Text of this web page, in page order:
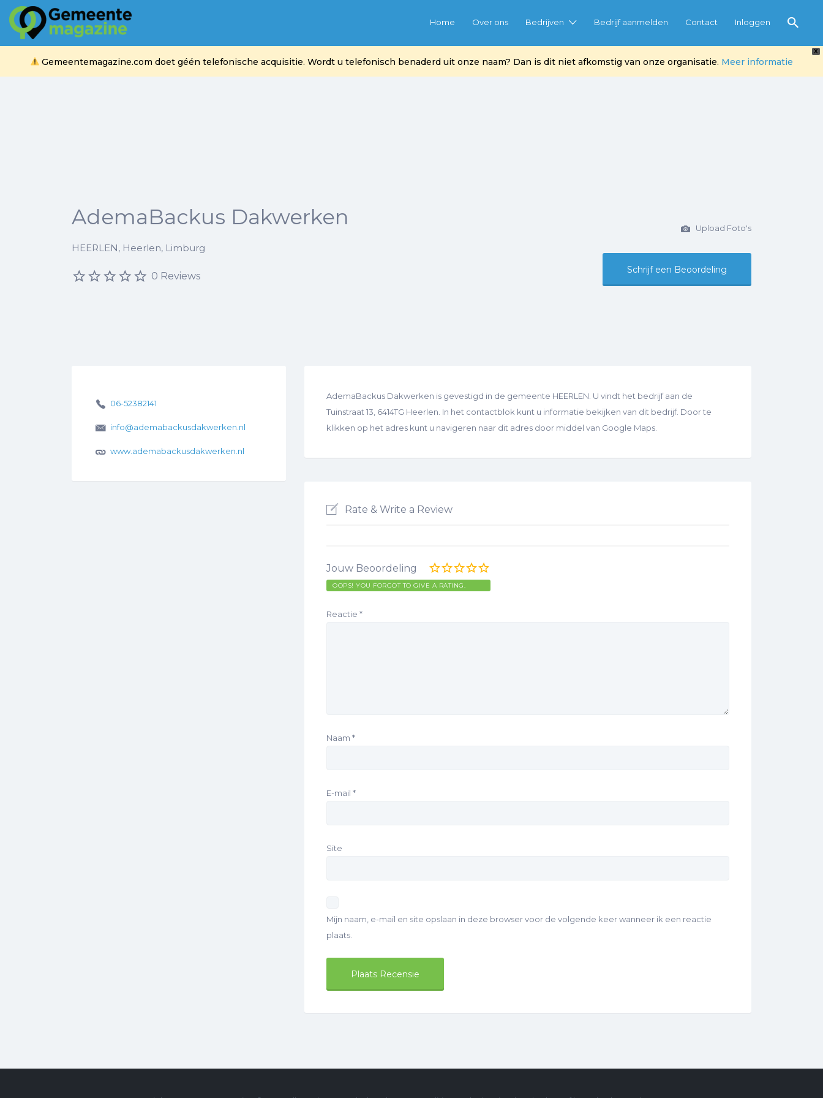
X
Gemeentemagazine.com doet géén telefonische acquisitie. Wordt u telefonisch benaderd uit onze naam? Dan is dit niet afkomstig van onze organisatie. Meer informatie
Home Over ons Bedrijven Bedrijf aanmelden Contact Inloggen
Zoek
naar:
AdemaBackus Dakwerken
HEERLEN, Heerlen, Limburg
0 Reviews
Upload Foto's
Schrijf een Beoordeling
06-52382141
info@ademabackusdakwerken.nl
www.ademabackusdakwerken.nl
AdemaBackus Dakwerken is gevestigd in de gemeente HEERLEN. U vindt het bedrijf aan de
Tuinstraat 13, 6414TG Heerlen. In het contactblok kunt u informatie bekijken van dit bedrijf. Door te
klikken op het adres kunt u navigeren naar dit adres door middel van Google Maps.
Rate & Write a Review
Jouw Beoordeling
OOPS! YOU FORGOT TO GIVE A RATING.
Reactie *
Naam *
E-mail *
Site
Mijn naam, e-mail en site opslaan in deze browser voor de volgende keer wanneer ik een reactie
plaats.